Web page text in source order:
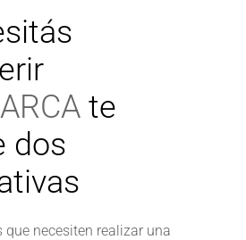
ARCA te
dos
que necesiten realizar una